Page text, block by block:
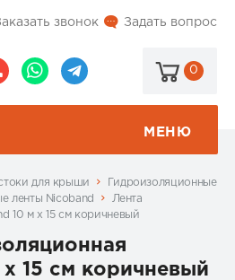
Задать вопрос
звонок
0
МЕНЮ
для крыши
Гидроизоляционные
ленты Nicoband
Лента
10 м х 15 см коричневый
15 см коричневый